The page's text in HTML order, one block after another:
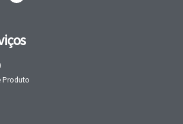
Produto